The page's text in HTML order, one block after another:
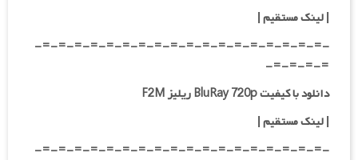
|لینک مستقیم|
-=-=-=-=-=-=-=-=-=-=-=-=-=-=-=-=-=-=-
=-=-=-=-
دانلود با کیفیت BluRay 720p ریلیز F2M
| لینک مستقیم|
-=-=-=-=-=-=-=-=-=-=-=-=-=-=-=-=-=-=-